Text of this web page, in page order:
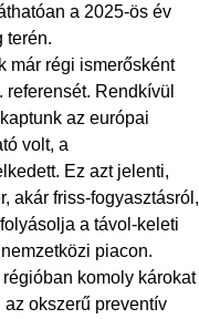
a 2025-ös év
terén.
már régi ismerősként
Rendkívül
az európai
volt, a
Ez azt jelenti,
akár friss-fogyasztásról,
a távol-keleti
piacon.
komoly károkat
okszerű preventív